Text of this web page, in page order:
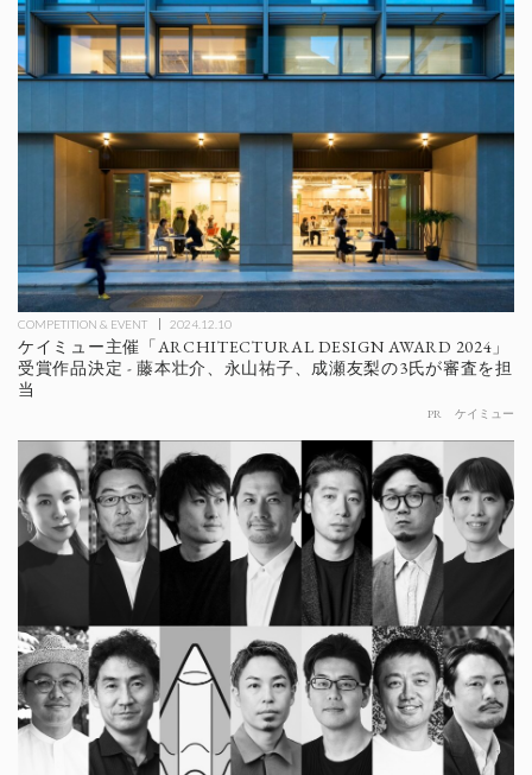
COMPETITION & EVENT 2024.12.10
ケイミュー主催「ARCHITECTURAL DESIGN AWARD 2024」
受賞作品決定 - 藤本壮介、永山祐子、成瀬友梨の3氏が審査を担
当
PR ケイミュー